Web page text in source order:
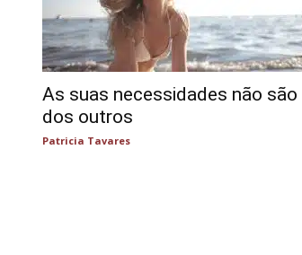
As suas necessidades não são
dos outros
Patricia Tavares